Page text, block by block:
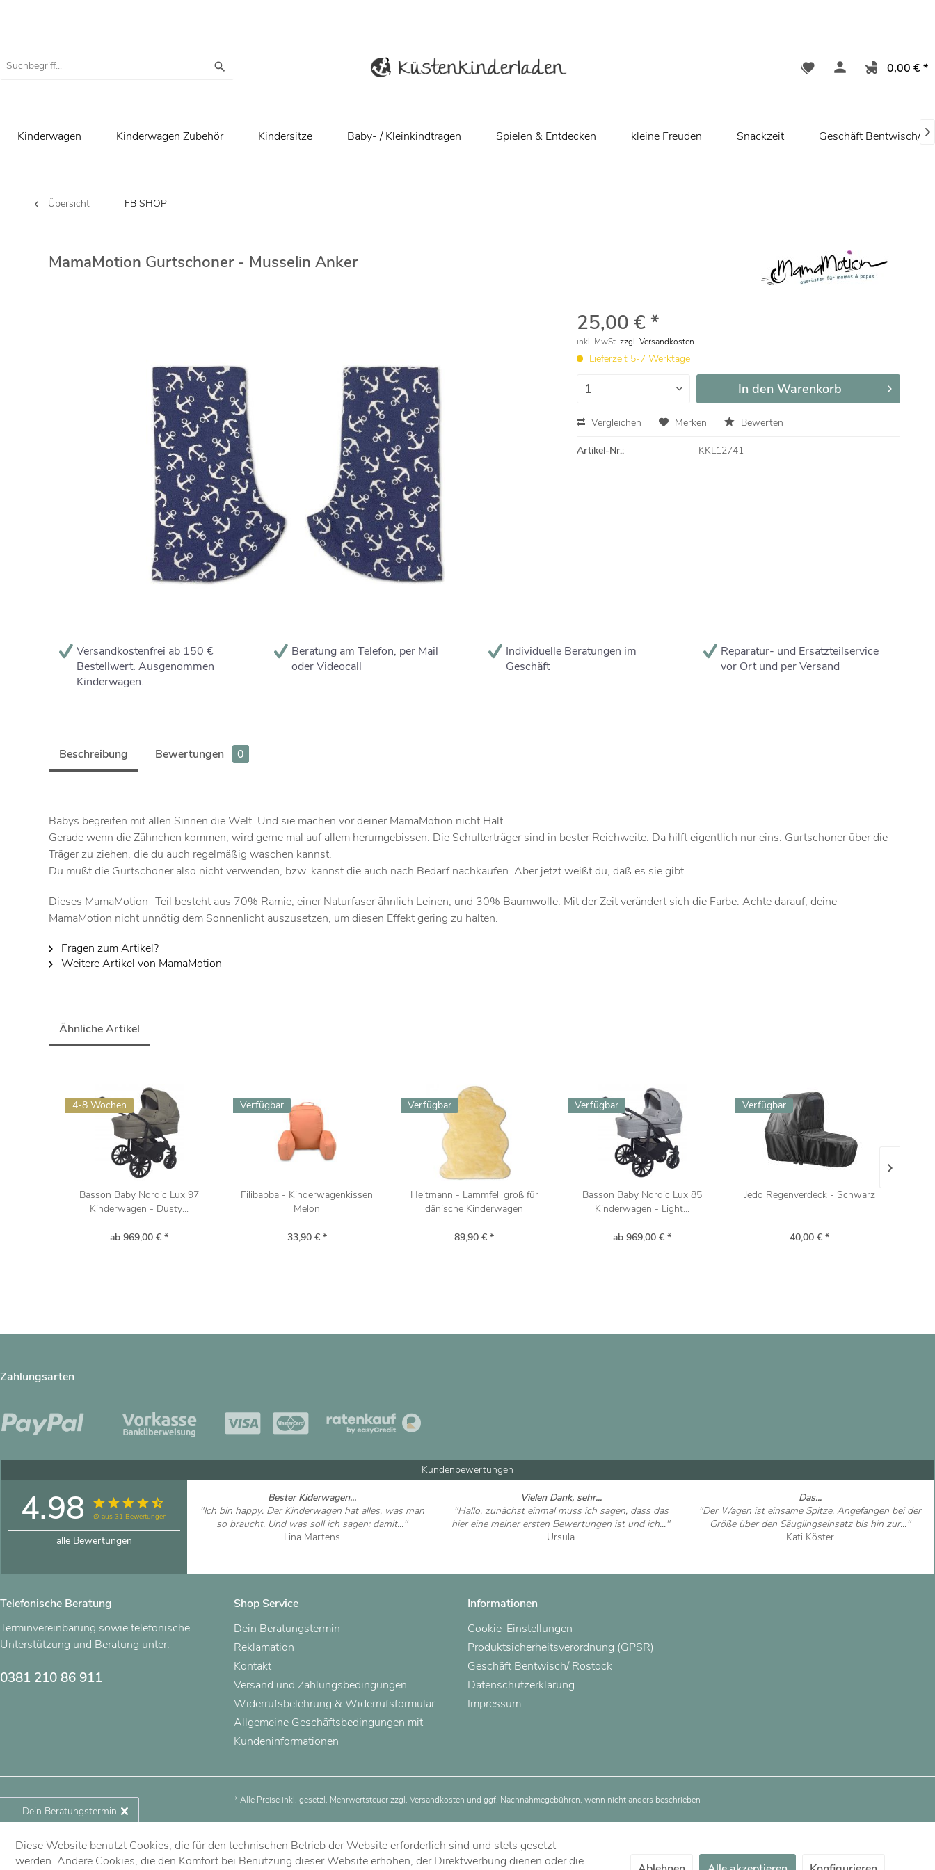
0,00 € *
Kinderwagen Kinderwagen Zubehör Kindersitze Baby- / Kleinkindtragen Spielen & Entdecken kleine Freuden Snackzeit Geschäft Bentwisch/ 
Übersicht FB SHOP
MamaMotion Gurtschoner - Musselin Anker
25,00 € *
inkl. MwSt. zzgl. Versandkosten
Lieferzeit 5-7 Werktage
In den Warenkorb
Vergleichen Merken Bewerten
Artikel-Nr.: KKL12741
Versandkostenfrei ab 150 €
Bestellwert. Ausgenommen
Kinderwagen.
Beratung am Telefon, per Mail
oder Videocall
Individuelle Beratungen im
Geschäft
Reparatur- und Ersatzteilservice
vor Ort und per Versand
Beschreibung Bewertungen 0
Babys begreifen mit allen Sinnen die Welt. Und sie machen vor deiner MamaMotion nicht Halt.
Gerade wenn die Zähnchen kommen, wird gerne mal auf allem herumgebissen. Die Schulterträger sind in bester Reichweite. Da hilft eigentlich nur eins: Gurtschoner über die
Träger zu ziehen, die du auch regelmäßig waschen kannst.
Du mußt die Gurtschoner also nicht verwenden, bzw. kannst die auch nach Bedarf nachkaufen. Aber jetzt weißt du, daß es sie gibt.
Dieses MamaMotion -Teil besteht aus 70% Ramie, einer Naturfaser ähnlich Leinen, und 30% Baumwolle. Mit der Zeit verändert sich die Farbe. Achte darauf, deine
MamaMotion nicht unnötig dem Sonnenlicht auszusetzen, um diesen Effekt gering zu halten.
Fragen zum Artikel?
Weitere Artikel von MamaMotion
Ähnliche Artikel
4-8 Wochen
Basson Baby Nordic Lux 97
Kinderwagen - Dusty...
ab 969,00 € *
Verfügbar
Filibabba - Kinderwagenkissen
Melon
33,90 € *
Verfügbar
Heitmann - Lammfell groß für
dänische Kinderwagen
89,90 € *
Verfügbar
Basson Baby Nordic Lux 85
Kinderwagen - Light...
ab 969,00 € *
Verfügbar
Jedo Regenverdeck - Schwarz
40,00 € *
Zahlungsarten
Dein Beratungstermin
Jetzt vereinbaren!
Kundenbewertungen
4.98∅ aus 31 Bewertungen
alle Bewertungen
Bester Kiderwagen...
"Ich bin happy. Der Kinderwagen hat alles, was man
so braucht. Und was soll ich sagen: damit..."
Lina Martens
Vielen Dank, sehr...
"Hallo, zunächst einmal muss ich sagen, dass das
hier eine meiner ersten Bewertungen ist und ich..."
Ursula
Das...
"Der Wagen ist einsame Spitze. Angefangen bei der
Größe über den Säuglingseinsatz bis hin zur..."
Kati Köster
Telefonische Beratung
Terminvereinbarung sowie telefonische
Unterstützung und Beratung unter:
0381 210 86 911
Shop Service
Dein Beratungstermin
Reklamation
Kontakt
Versand und Zahlungsbedingungen
Widerrufsbelehrung & Widerrufsformular
Allgemeine Geschäftsbedingungen mit
Kundeninformationen
Informationen
Cookie-Einstellungen
Produktsicherheitsverordnung (GPSR)
Geschäft Bentwisch/ Rostock
Datenschutzerklärung
Impressum
* Alle Preise inkl. gesetzl. Mehrwertsteuer zzgl. Versandkosten und ggf. Nachnahmegebühren, wenn nicht anders beschrieben
Diese Website benutzt Cookies, die für den technischen Betrieb der Website erforderlich sind und stets gesetzt
werden. Andere Cookies, die den Komfort bei Benutzung dieser Website erhöhen, der Direktwerbung dienen oder die